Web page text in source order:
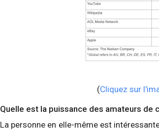
(Cliquez sur
Quelle est la puissance des amateurs de
La personne en elle-même est